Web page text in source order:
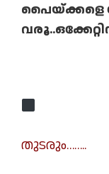
പൈയ്ക്കളെ
തുടരും……..